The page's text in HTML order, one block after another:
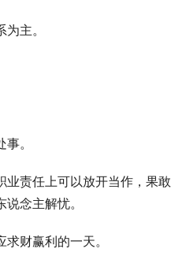
主。
。
业责任上可以放开当作，果敢
念主解忧。
财赢利的一天。